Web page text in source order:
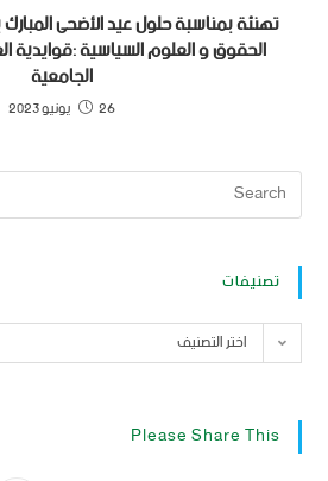
تهنئة بمناسبة حلول عيد الأضحى
الحقوق و العلوم السياسية :قوايدية
الجامعية
26 يونيو 2023
تصنيفات
اختر التصنيف
Please Share This